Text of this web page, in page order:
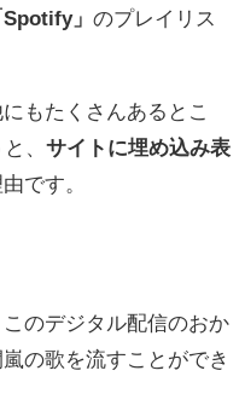
Spotify」 のプレイリス
もたくさんあるとこ
、 サイトに埋め込み表
です。
のデジタル配信のおか
の歌を流すことができ